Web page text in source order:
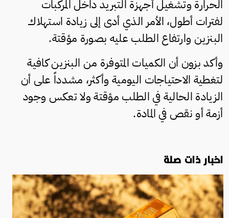
الحرارة وتشغيل أجهزة التبريد داخل المركبات
لفترات أطول، الأمر الذي أدى إلى زيادة استهلاك
البنزين وارتفاع الطلب عليه بصورة مؤقتة.
وأكد بزون أن الكميات المتوفرة من البنزين كافية
لتغطية الاحتياجات اليومية وأكثر، مشدداً على أن
الزيادة الحالية في الطلب مؤقتة ولا تعكس وجود
أزمة أو نقص في المادة.
اخبار ذات صلة